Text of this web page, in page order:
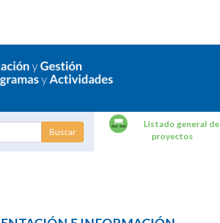
Listado general de
proyectos